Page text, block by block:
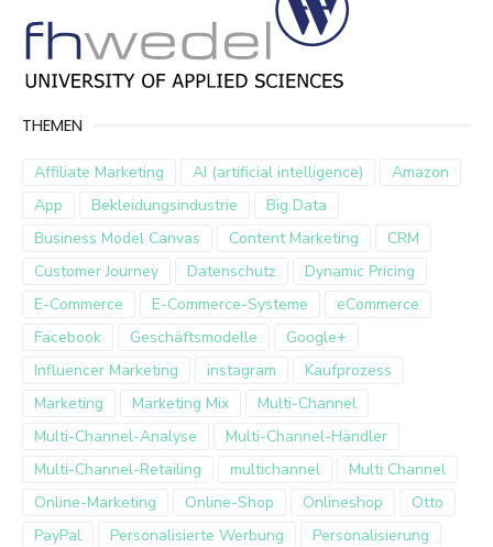
THEMEN
Affiliate Marketing AI (artificial intelligence)
Amazon
App
Bekleidungsindustrie
Big Data
Business Model Canvas
Content Marketing
CRM
Customer Journey
Datenschutz
Dynamic Pricing
E-Commerce
E-Commerce-Systeme
eCommerce
Facebook
Geschäftsmodelle
Google+
Influencer Marketing
instagram
Kaufprozess
Marketing
Marketing Mix
Multi-Channel
Multi-Channel-Analyse
Multi-Channel-Händler
Multi-Channel-Retailing
multichannel
Multi Channel
Online-Marketing
Online-Shop Onlineshop
Otto
PayPal
Personalisierte Werbung
Personalisierung